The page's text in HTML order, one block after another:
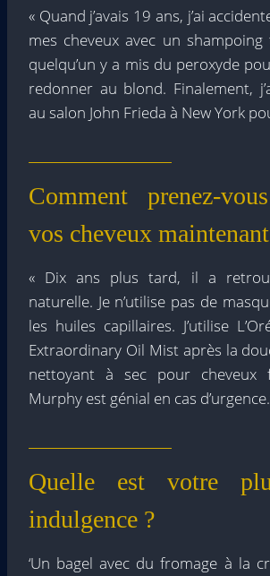
« Quand j’avais 19 ans, j’ai
mes cheveux avec un shampoing
quelqu’un y a mis du peroxyde
redonner au blond. Finalement,
au salon John Frieda à New York
Comment prenez-
vos cheveux
« Dix ans plus tard, il a
naturelle. Je n’utilise pas de
les huiles capillaires. J’utilise
Extraordinary Oil Mist après la
nettoyant à sec pour cheveux
Murphy est génial en cas
Quelle est votre
indulgence ?
‘Un bagel avec du fromage à la